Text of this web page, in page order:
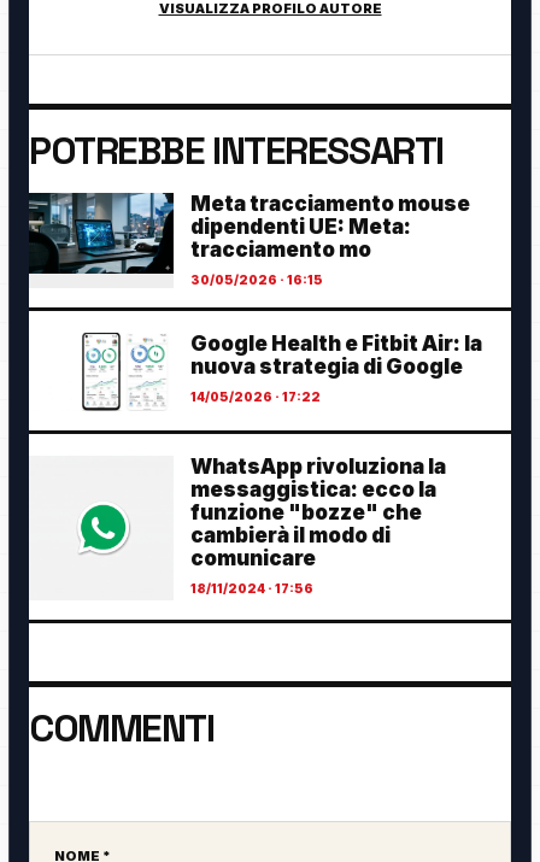
VISUALIZZA PROFILO AUTORE
POTREBBE INTERESSARTI
Meta tracciamento mouse
dipendenti UE: Meta:
tracciamento mo
30/05/2026 · 16:15
Google Health e Fitbit Air: la
nuova strategia di Google
14/05/2026 · 17:22
WhatsApp rivoluziona la
messaggistica: ecco la
funzione "bozze" che
cambierà il modo di
comunicare
18/11/2024 · 17:56
COMMENTI
NOME *